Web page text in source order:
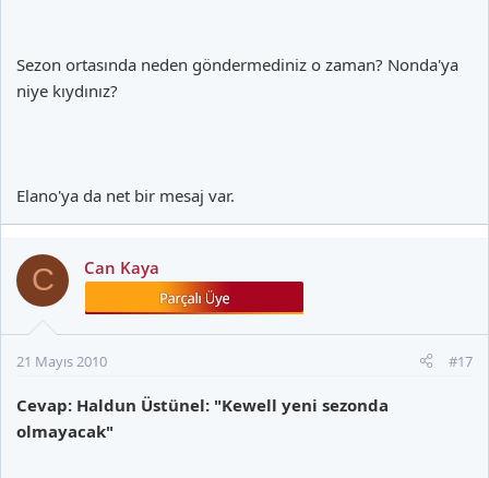
Sezon ortasında neden göndermediniz o zaman? Nonda'ya
niye kıydınız?
Elano'ya da net bir mesaj var.
C Can Kaya
21 Mayıs 2010 #17
Cevap: Haldun Üstünel: "Kewell yeni sezonda
olmayacak"